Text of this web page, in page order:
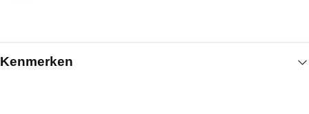
Kenmerken